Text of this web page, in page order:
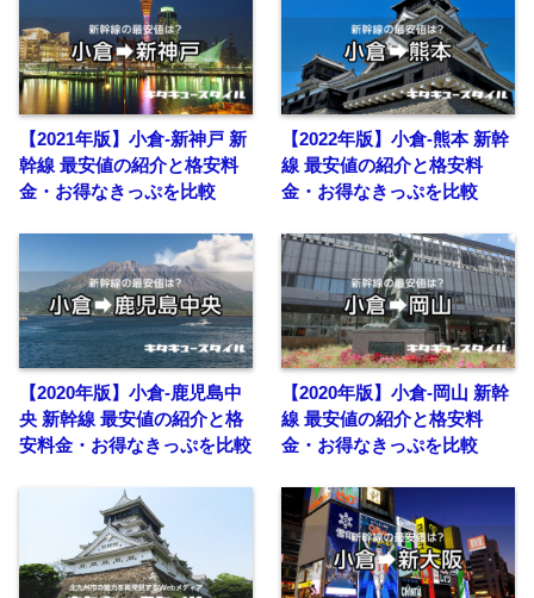
【2021年版】小倉-新神戸 新
幹線 最安値の紹介と格安料
金・お得なきっぷを比較
【2022年版】小倉-熊本 新幹
線 最安値の紹介と格安料
金・お得なきっぷを比較
【2020年版】小倉-鹿児島中
央 新幹線 最安値の紹介と格
安料金・お得なきっぷを比較
【2020年版】小倉-岡山 新幹
線 最安値の紹介と格安料
金・お得なきっぷを比較